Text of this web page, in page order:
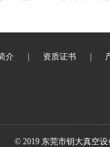
介 资质证书
© 2019 东莞市钥大真空